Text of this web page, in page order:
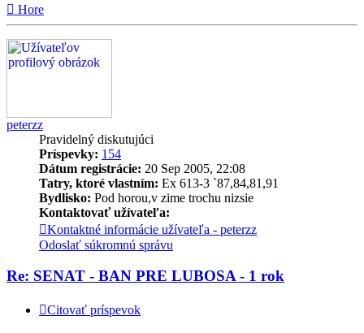
Hore
peterzz
Pravidelný diskutujúci
Príspevky: 154
Dátum registrácie: 20 Sep 2005, 22:08
Tatry, ktoré vlastním: Ex 613-3 `87,84,81,91
Bydlisko: Pod horou,v zime trochu nizsie
Kontaktovať užívateľa:
Kontaktné informácie užívateľa - peterzz
Odoslať súkromnú správu
Re: SENAT - BAN PRE LUBOSA - 1 rok
Citovať príspevok